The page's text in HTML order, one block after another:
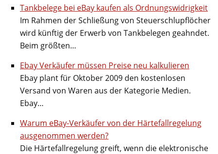
Tankbelege bei eBay kaufen als Ordnungswidrigkeit
Im Rahmen der Schließung von Steuerschlupflöcher
wird künftig der Erwerb von Tankbelegen geahndet.
Beim größten…
Ebay Verkäufer müssen Preise neu kalkulieren
Ebay plant für Oktober 2009 den kostenlosen
Versand von Waren aus der Kategorie Medien.
Ebay…
Warum eBay-Verkäufer von der Härtefallregelung
ausgenommen werden?
Die Härtefallregelung greift, wenn die elektronische